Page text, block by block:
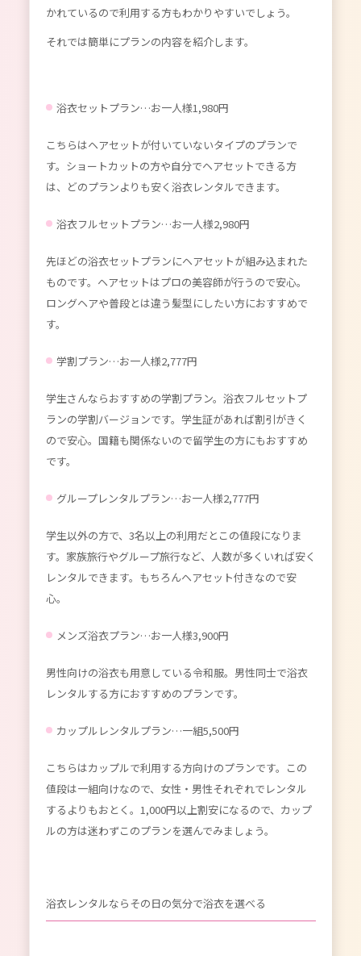
かれているので利用する方もわかりやすいでしょう。
それでは簡単にプランの内容を紹介します。
浴衣セットプラン…お一人様1,980円
こちらはヘアセットが付いていないタイプのプランで
す。ショートカットの方や自分でヘアセットできる方
は、どのプランよりも安く浴衣レンタルできます。
浴衣フルセットプラン…お一人様2,980円
先ほどの浴衣セットプランにヘアセットが組み込まれた
ものです。ヘアセットはプロの美容師が行うので安心。
ロングヘアや普段とは違う髪型にしたい方におすすめで
す。
学割プラン…お一人様2,777円
学生さんならおすすめの学割プラン。浴衣フルセットプ
ランの学割バージョンです。学生証があれば割引がきく
ので安心。国籍も関係ないので留学生の方にもおすすめ
です。
グループレンタルプラン…お一人様2,777円
学生以外の方で、3名以上の利用だとこの値段になりま
す。家族旅行やグループ旅行など、人数が多くいれば安く
レンタルできます。もちろんヘアセット付きなので安
心。
メンズ浴衣プラン…お一人様3,900円
男性向けの浴衣も用意している令和服。男性同士で浴衣
レンタルする方におすすめのプランです。
カップルレンタルプラン…一組5,500円
こちらはカップルで利用する方向けのプランです。この
値段は一組向けなので、女性・男性それぞれでレンタル
するよりもおとく。1,000円以上割安になるので、カップ
ルの方は迷わずこのプランを選んでみましょう。
浴衣レンタルならその日の気分で浴衣を選べる